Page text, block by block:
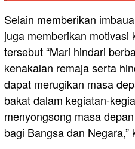
Selain memberikan
juga memberikan motivasi
tersebut “Mari hindari
kenakalan remaja serta
dapat merugikan masa
bakat dalam kegiatan-
menyongsong masa
bagi Bangsa dan Negara,”